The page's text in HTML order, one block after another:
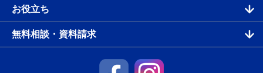
お役立ち
無料相談・資料請求